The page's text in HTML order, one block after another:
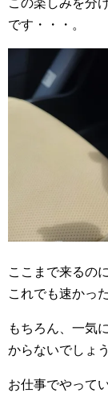
です・・・。
ここまで来るの
これでも速かっ
もちろん、一気
からないでしょう
お仕事でやって